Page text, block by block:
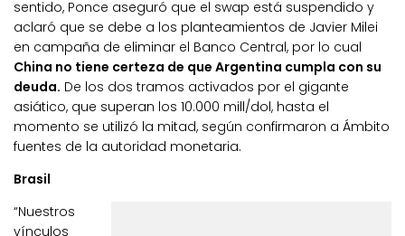
sentido, Ponce aseguró que el swap está suspendido y
aclaró que se debe a los planteamientos de Javier Milei
en campaña de eliminar el Banco Central, por lo cual
China no tiene certeza de que Argentina cumpla con su
deuda. De los dos tramos activados por el gigante
asiático, que superan los 10.000 mill/dol, hasta el
momento se utilizó la mitad, según confirmaron a Ámbito
fuentes de la autoridad monetaria.
Brasil
“Nuestros
vínculos